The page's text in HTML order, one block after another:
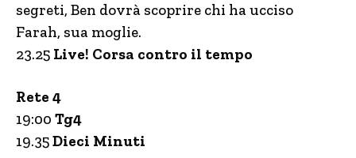
segreti, Ben dovrà scoprire chi ha ucciso
Farah, sua moglie.
23.25 Live! Corsa contro il tempo
Rete 4
19:00 Tg4
19.35Dieci Minuti